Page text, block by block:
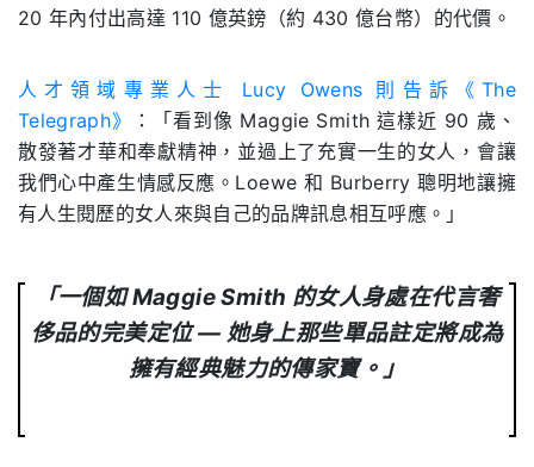
20 年內付出高達 110 億英鎊（約 430 億台幣）的代價。
人才領域專業人士 Lucy Owens 則告訴《The
Telegraph》
：「看到像 Maggie Smith 這樣近 90 歲、
散發著才華和奉獻精神，並過上了充實一生的女人，會讓
我們心中產生情感反應。Loewe 和 Burberry 聰明地讓擁
有人生閱歷的女人來與自己的品牌訊息相互呼應。」
「一個如 Maggie Smith 的女人身處在代言奢
侈品的完美定位 — 她身上那些單品註定將成為
擁有經典魅力的傳家寶。」